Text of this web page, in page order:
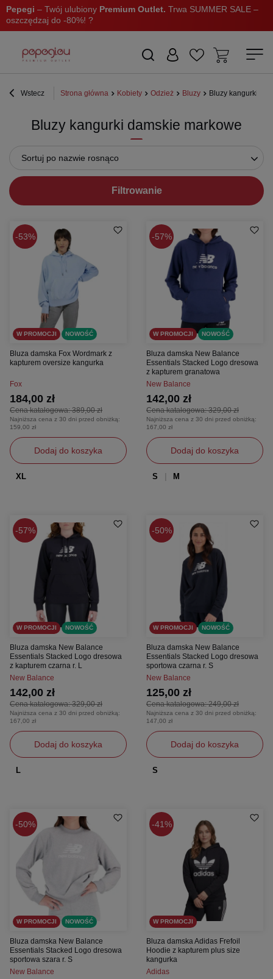
Pepegi – Twój ulubiony Premium Outlet. Trwa SUMMER SALE –
oszczędzaj do -80%! ?
Wstecz Strona główna Kobiety Odzież Bluzy Bluzy kangurki
Bluzy kangurki damskie markowe
Sortuj po nazwie rosnąco
Filtrowanie
53%
W PROMOCJI NOWOŚĆ
Bluza damska Fox Wordmark z
kapturem oversize kangurka
Fox
Cena katalogowa:389,00 zł
184,00 zł
Najniższa cena z 30 dni przed obniżką:
159,00 zł
Dodaj do koszyka
XL
57%
W PROMOCJI NOWOŚĆ
Bluza damska New Balance
Essentials Stacked Logo dresowa
z kapturem granatowa
New Balance
Cena katalogowa:329,00 zł
142,00 zł
Najniższa cena z 30 dni przed obniżką:
167,00 zł
Dodaj do koszyka
S M
57%
W PROMOCJI NOWOŚĆ
Bluza damska New Balance
Essentials Stacked Logo dresowa
z kapturem czarna r. L
New Balance
Cena katalogowa:329,00 zł
142,00 zł
Najniższa cena z 30 dni przed obniżką:
167,00 zł
Dodaj do koszyka
L
50%
W PROMOCJI NOWOŚĆ
Bluza damska New Balance
Essentials Stacked Logo dresowa
sportowa czarna r. S
New Balance
Cena katalogowa:249,00 zł
125,00 zł
Najniższa cena z 30 dni przed obniżką:
147,00 zł
Dodaj do koszyka
S
50%
W PROMOCJI NOWOŚĆ
Bluza damska New Balance
Essentials Stacked Logo dresowa
sportowa szara r. S
New Balance
41%
W PROMOCJI
Bluza damska Adidas Frefoil
Hoodie z kapturem plus size
kangurka
Adidas